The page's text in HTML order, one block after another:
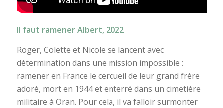
Il faut ramener Albert, 2022
Roger, Colette et Nicole se lancent avec
détermination dans une mission impossible :
ramener en France le cercueil de leur grand frère
adoré, mort en 1944 et enterré dans un cimetière
militaire à Oran. Pour cela, il va falloir surmonter